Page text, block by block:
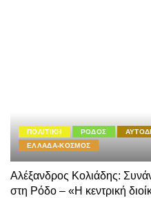
ΠΟΛΙΤΙΚΗ ΡΟΔΟΣ
ΕΛΛΑΔΑ-ΚΟΣΜΟΣ
Αλέξανδρος Κολιάδης:
στη Ρόδο – «Η κεντρική